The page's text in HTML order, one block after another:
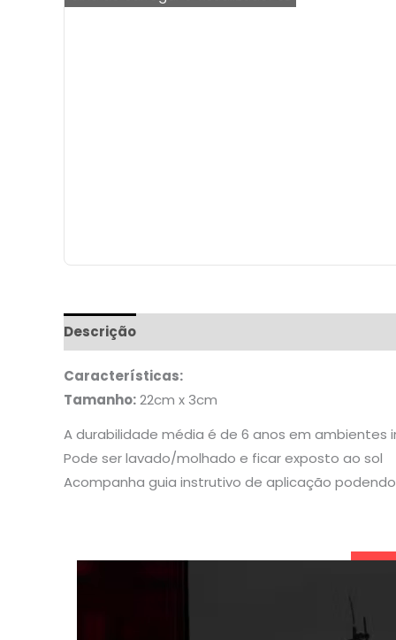
Descrição
Características:
Tamanho:22cm x 3cm
A durabilidade média é de 6 anos em
Pode ser lavado/molhado e ficar exposto ao sol
Acompanha guia instrutivo de aplicação